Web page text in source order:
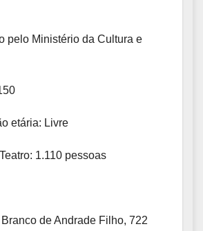
pelo Ministério da Cultura e
etária: Livre
1.110 pessoas
Branco de Andrade Filho, 722